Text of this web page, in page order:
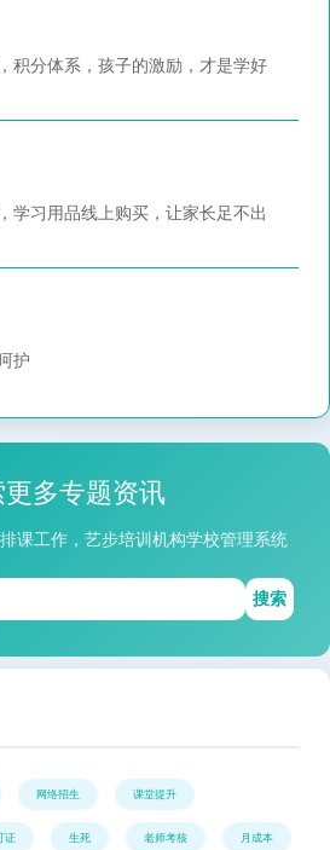
积分体系，孩子的激励，才是学好
学习用品线上购买，让家长足不出
护
多专题资讯
课工作，艺步培训机构学校管理系统
搜索
网络招生 课堂提升
证 生死 老师考核 月成本